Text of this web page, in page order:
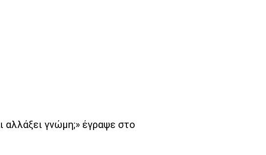
αλλάξει γνώμη;» έγραψε στο